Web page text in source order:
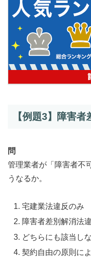
【例題3】障害
問
管理業者が「障害者不
うなるか。
宅建業法違反のみ
障害者差別解消法
どちらにも該当し
契約自由の原則に